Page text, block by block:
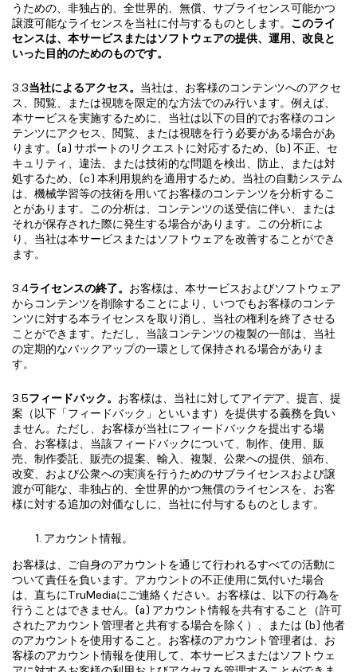
うための、非独占的、全世界的、無償、サブライセンス可能かつ
譲渡可能なライセンスを当社に付与するものとします。 このライ
センスは、本サービスまたはソフトウェアの提供、運用、改良と
いった目的のためのものです。
3.3当社によるアクセス。 当社は、お客様のコンテンツへのアクセ
ス、閲覧、または視聴を限定的な方法でのみ行います。例えば、
本サービスを実施するために、当社は以下の目的でお客様のコン
テンツにアクセス、閲覧、または視聴を行う必要がある場合があ
ります。(a) サポートのリクエストに対応するため、(b) 不正、セ
キュリティ、違法、または技術的な問題を検出、防止、または対
処するため、(c) 本利用規約を適用するため。当社の自動システム
は、機械学習等の技術を用いてお客様のコンテンツを分析するこ
とがあります。この分析は、コンテンツの送受信に伴い、または
それが保存された際に発生する場合があります。この分析によ
り、当社は本サービスまたはソフトウェアを改善することができ
ます。
3.4ライセンスの終了。 お客様は、本サービスおよびソフトウェア
からコンテンツを削除することにより、いつでもお客様のコンテ
ンツに対する本ライセンスを取り消し、当社の権利を終了させる
ことができます。ただし、当該コンテンツの複製の一部は、当社
の定期的なバックアップの一環として保持される場合がありま
す。
3.5フィードバック。 お客様は、当社に対してアイデア、提言、提
案（以下「フィードバック」といいます）を提供する義務を負い
ません。ただし、お客様が当社にフィードバックを提出する場
合、お客様は、当該フィードバックについて、制作、使用、販
売、制作委託、販売の提案、輸入、複製、公衆への提供、頒布、
改変、および公衆への実演を行うためのサブライセンスおよび譲
渡が可能な、非独占的、全世界的かつ無償のライセンスを、お客
様に対する追加の対価なしに、当社に付与するものとします。
アカウント情報。
お客様は、ご自身のアカウントを通じて行われるすべての活動に
ついて責任を負います。アカウントの不正使用に気付いた場合
は、直ちにTruMediaにご連絡ください。お客様は、以下の行為を
行うことはできません。(a) アカウント情報を共有すること（許可
されたアカウント管理者と共有する場合を除く）、または (b) 他者
のアカウントを使用すること。お客様のアカウント管理者は、お
客様のアカウント情報を使用して、本サービスまたはソフトウェ